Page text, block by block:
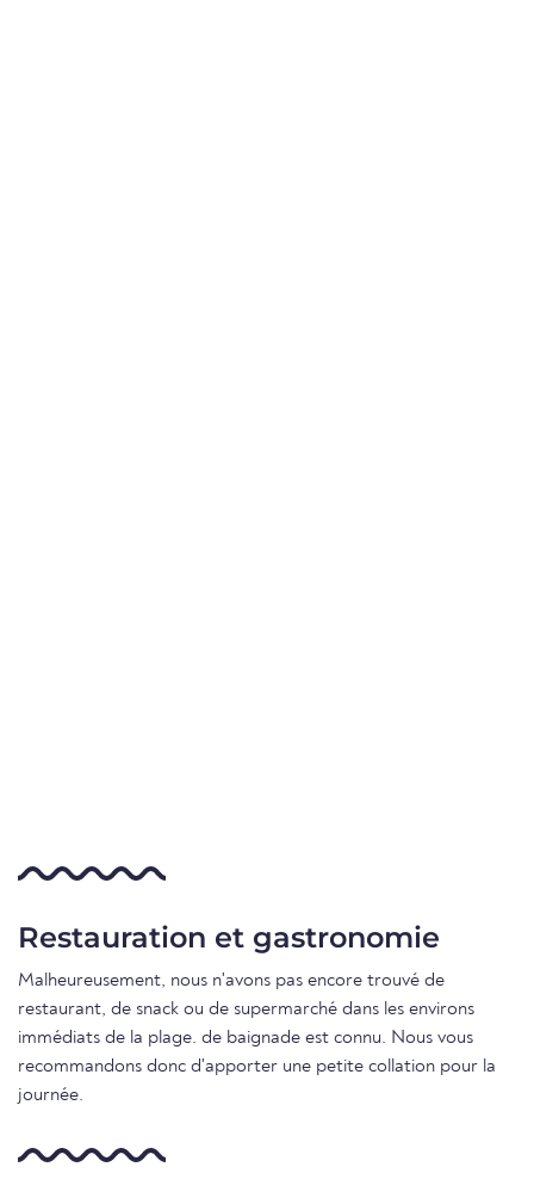
Restauration et gastronomie
Malheureusement, nous n'avons pas encore trouvé de
restaurant, de snack ou de supermarché dans les environs
immédiats de la plage. de baignade est connu. Nous vous
recommandons donc d'apporter une petite collation pour la
journée.